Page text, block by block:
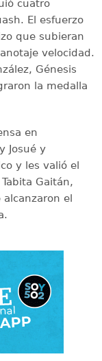
cuatro
El esfuerzo
que subieran
velocidad.
Génesis
la medalla
en
Josué y
y les valió el
Gaitán,
el